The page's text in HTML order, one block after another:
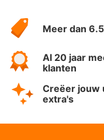
HotelSpecials
Meer dan
Al 20 jaar
klanten
Creëer jouw
extra's